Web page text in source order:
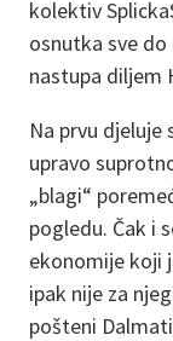
kolektiv
osnutka sve do
nastupa diljem
Na prvu djeluje
upravo
„blagi“
pogledu. Čak i
ekonomije koji
ipak nije za
pošteni